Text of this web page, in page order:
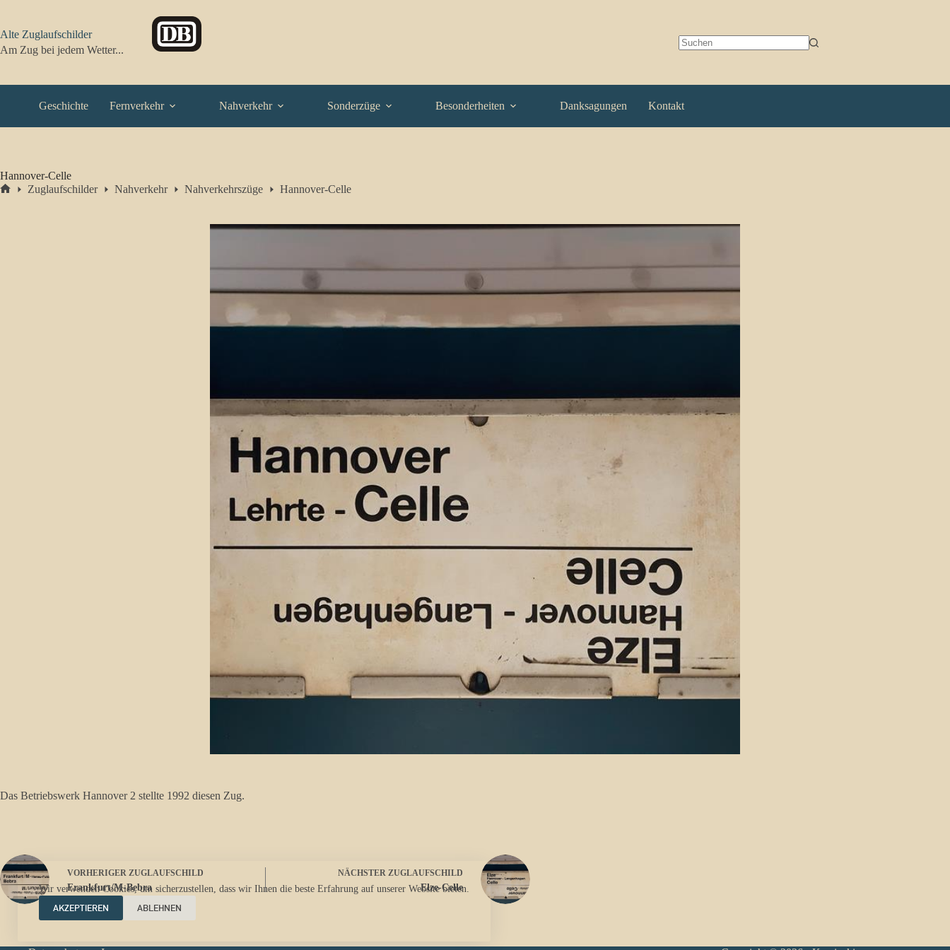
springen
Wir verwenden Cookies, um sicherzustellen, dass wir Ihnen die beste Erfahrung auf unserer Website bieten.
AKZEPTIEREN
ABLEHNEN
Alte Zuglaufschilder
Am Zug bei jedem Wetter...
Geschichte Fernverkehr Nahverkehr Sonderzüge Besonderheiten Danksagungen Kontakt
Hannover-Celle
Zuglaufschilder Nahverkehr Nahverkehrszüge Hannover-Celle
Das Betriebswerk Hannover 2 stellte 1992 diesen Zug.
VORHERIGER ZUGLAUFSCHILD
Frankfurt/M-Bebra
NÄCHSTER ZUGLAUFSCHILD
Elze-Celle